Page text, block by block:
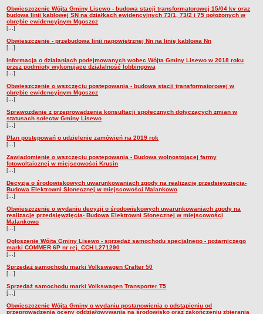
Wybory do Sejmu i do Senatu Rzeczypospolitej Polskiej 2019
Wybory posłów do Parlamentu Europejskiego - 2019
Wybory do Sejmu i do Senatu Rzeczypospolitej Polskiej 2015
Wybory ławników 2019
Prezydent RP 2015
Wybory posłów do Parlamentu Europejskiego - 2014
Parlament RP 2011
Prezydent RP 2010
ORGANIZACJE POZARZĄDOWE
Zadania zlecone
Sprawozdania
Program współpracy
Obwieszczenie Wójta Gminy Lisewo - budowa stacji transformatorowej 15/04 kv oraz
budowa linii kablowej SN na działkach ewidencyjnych 73/1, 73/2 i 75 położonych w
obrębie ewidencyjnym Mgoszcz
[...]
Obwieszczenie - przebudowa linii napowietrznej Nn na linię kablowa Nn
[...]
Informacja o działaniach podejmowanych wobec Wójta Gminy Lisewo w 2018 roku
przez podmioty wykonujące działalność lobbingową
[...]
Obwieszczenie o wszczęciu postępowania - budowa stacji transformatorowej w
obrębie ewidencyjnym Mgoszcz
[...]
Sprawozdanie z przeprowadzenia konsultacji społecznych dotyczących zmian w
statusach sołectw Gminy Lisewo
[...]
Plan postępowań o udzielenie zamówień na 2019 rok
[...]
Zawiadomienie o wszczęciu postępowania - Budowa wolnostojącej farmy
fotowoltaicznej w miejscowości Krusin
[...]
Decyzja o środowiskowych uwarunkowaniach zgody na realizację przedsięwzięcia-
Budowa Elektrowni Słonecznej w miejscowości Malankowo
[...]
Obwieszczenie o wydaniu decyzji o środowiskowych uwarunkowaniach zgody na
realizację przedsięwzięcia- Budowa Elektrowni Słonecznej w miejscowości
Malankowo
[...]
Ogłoszenie Wójta Gminy Lisewo - sprzedaż samochodu specjalnego - pożarniczego
marki COMMER 6P nr rej. CCH L271290
[...]
Sprzedaż samochodu marki Volkswagen Crafter 50
[...]
Sprzedaż samochodu marki Volkswagen Transporter T5
[...]
Obwieszczenie Wójta Gminy o wydaniu postanowienia o odstąpieniu od
przeprowadzenia oceny oddziałowywania na środowisko oraz zakończeniu zbierania